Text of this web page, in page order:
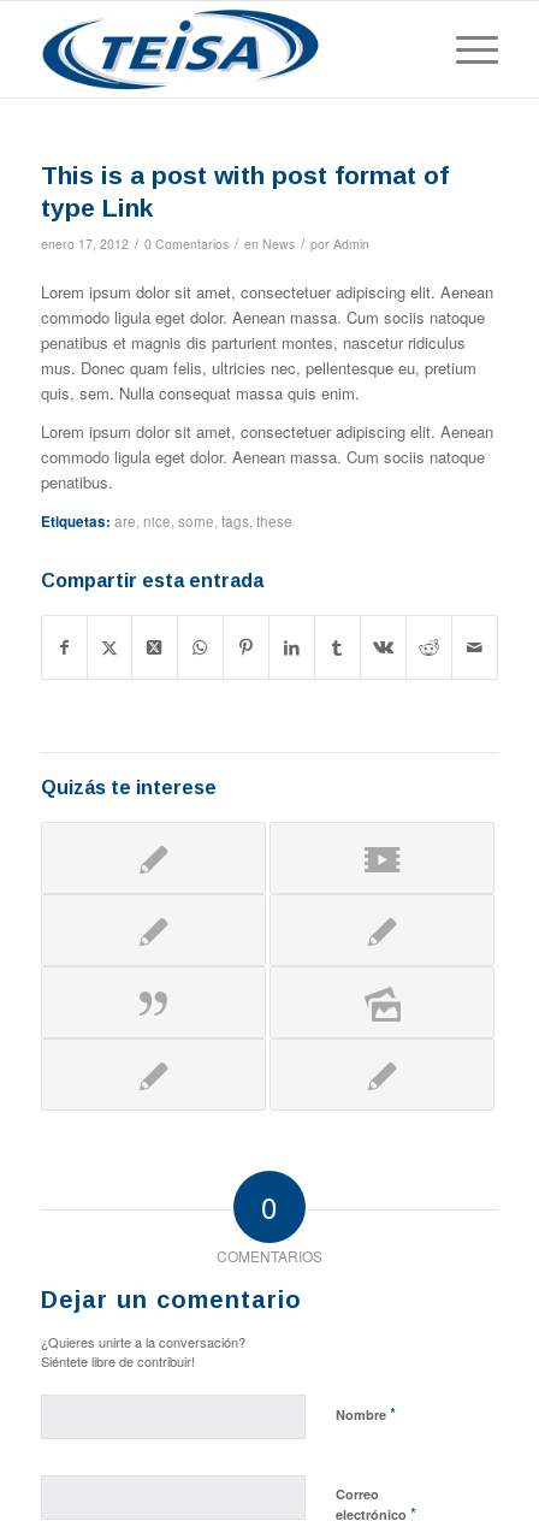
This is a post with post format of
type Link
enero 17, 2012 / 0 Comentarios / en News / por Admin
Lorem ipsum dolor sit amet, consectetuer adipiscing elit. Aenean
commodo ligula eget dolor. Aenean massa. Cum sociis natoque
penatibus et magnis dis parturient montes, nascetur ridiculus
mus. Donec quam felis, ultricies nec, pellentesque eu, pretium
quis, sem. Nulla consequat massa quis enim.
Lorem ipsum dolor sit amet, consectetuer adipiscing elit. Aenean
commodo ligula eget dolor. Aenean massa. Cum sociis natoque
penatibus.
Etiquetas: are nice some tags, these
Compartir esta entrada
Quizás te interese
0
COMENTARIOS
Dejar un comentario
¿Quieres unirte a la conversación?
Siéntete libre de contribuir!
Nombre *
Correo
electrónico *